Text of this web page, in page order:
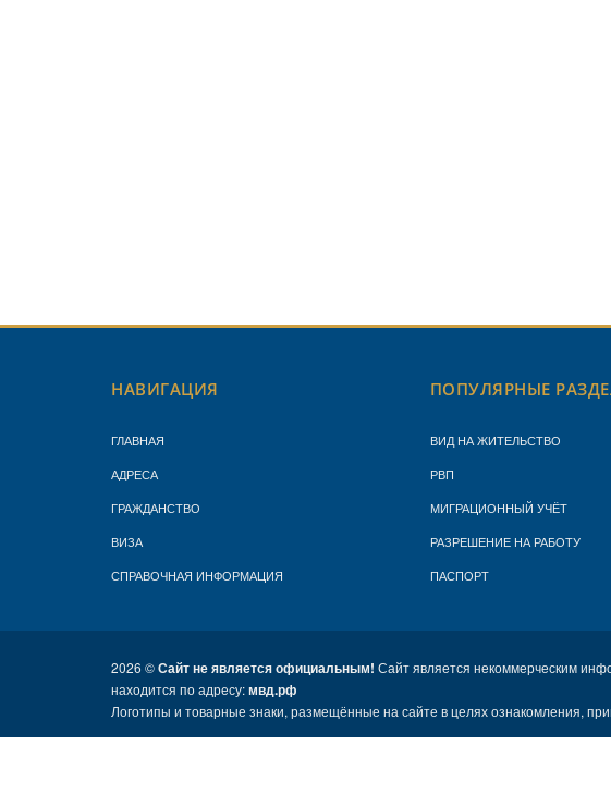
НАВИГАЦИЯ
ГЛАВНАЯ
АДРЕСА
ГРАЖДАНСТВО
ВИЗА
СПРАВОЧНАЯ ИНФОРМАЦИЯ
ПОПУЛЯРНЫЕ
ВИД НА ЖИТЕЛЬСТВО
РВП
МИГРАЦИОННЫЙ УЧЁТ
РАЗРЕШЕНИЕ НА РАБОТУ
ПАСПОРТ
2026 ©Сайт не является официальным! Сайт является некоммерческим
находится по адресу:мвд.рф
Логотипы и товарные знаки, размещённые на сайте в целях ознакомления,